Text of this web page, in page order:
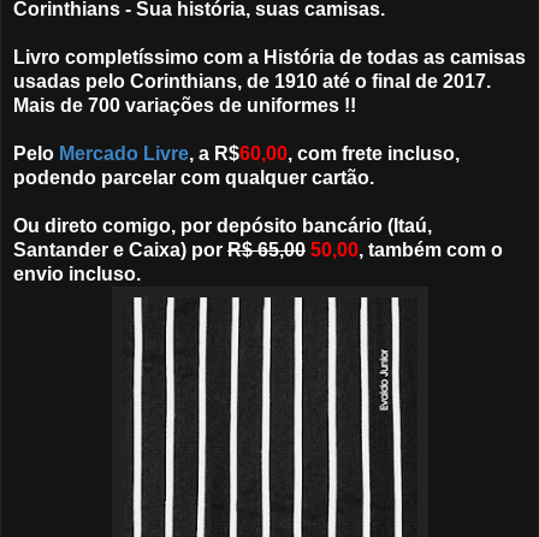
Corinthians - Sua história, suas camisas.
Livro completíssimo com a História de todas as camisas
usadas pelo Corinthians, de 1910 até o final de 2017.
Mais de 700 variações de uniformes !!
Pelo Mercado Livre, a R$60,00, com frete incluso,
podendo parcelar com qualquer cartão.
Ou direto comigo, por depósito bancário (Itaú,
Santander e Caixa) por R$ 65,00 50,00, também com o
envio incluso.